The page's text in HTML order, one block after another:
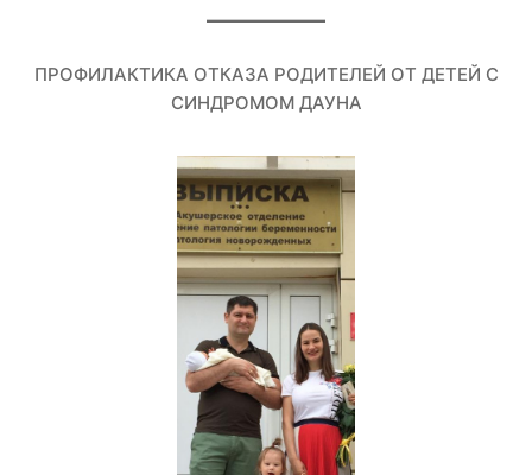
ПРОФИЛАКТИКА ОТКАЗА РОДИТЕЛЕЙ ОТ ДЕТЕЙ С
СИНДРОМОМ ДАУНА